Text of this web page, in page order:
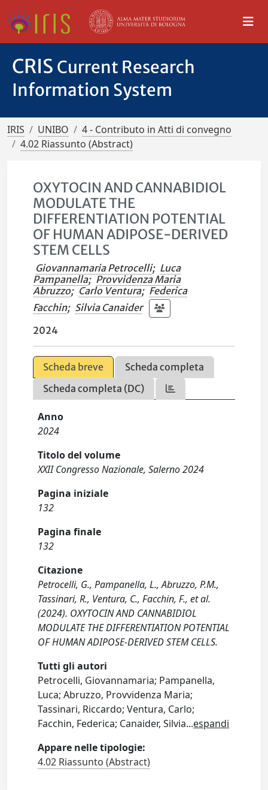
CRIS Current Research
Information System
IRIS UNIBO
4 - Contributo in Atti di convegno
4.02 Riassunto (Abstract)
OXYTOCIN AND CANNABIDIOL
MODULATE THE
DIFFERENTIATION POTENTIAL
OF HUMAN ADIPOSE-DERIVED
STEM CELLS
Giovannamaria Petrocelli; Luca
Pampanella; Provvidenza Maria
Abruzzo; Carlo Ventura; Federica
Facchin; Silvia Canaider
2024
Scheda breve
Scheda completa
Scheda completa (DC)
Anno
2024
Titolo del volume
XXII Congresso Nazionale, Salerno 2024
Pagina iniziale
132
Pagina finale
132
Citazione
Petrocelli, G., Pampanella, L., Abruzzo, P.M.,
Tassinari, R., Ventura, C., Facchin, F., et al.
(2024). OXYTOCIN AND CANNABIDIOL
MODULATE THE DIFFERENTIATION POTENTIAL
OF HUMAN ADIPOSE-DERIVED STEM CELLS.
Tutti gli autori
Petrocelli, Giovannamaria; Pampanella,
Luca; Abruzzo, Provvidenza Maria;
Tassinari, Riccardo; Ventura, Carlo;
Facchin, Federica; Canaider, Silvia...espandi
Appare nelle tipologie:
4.02 Riassunto (Abstract)